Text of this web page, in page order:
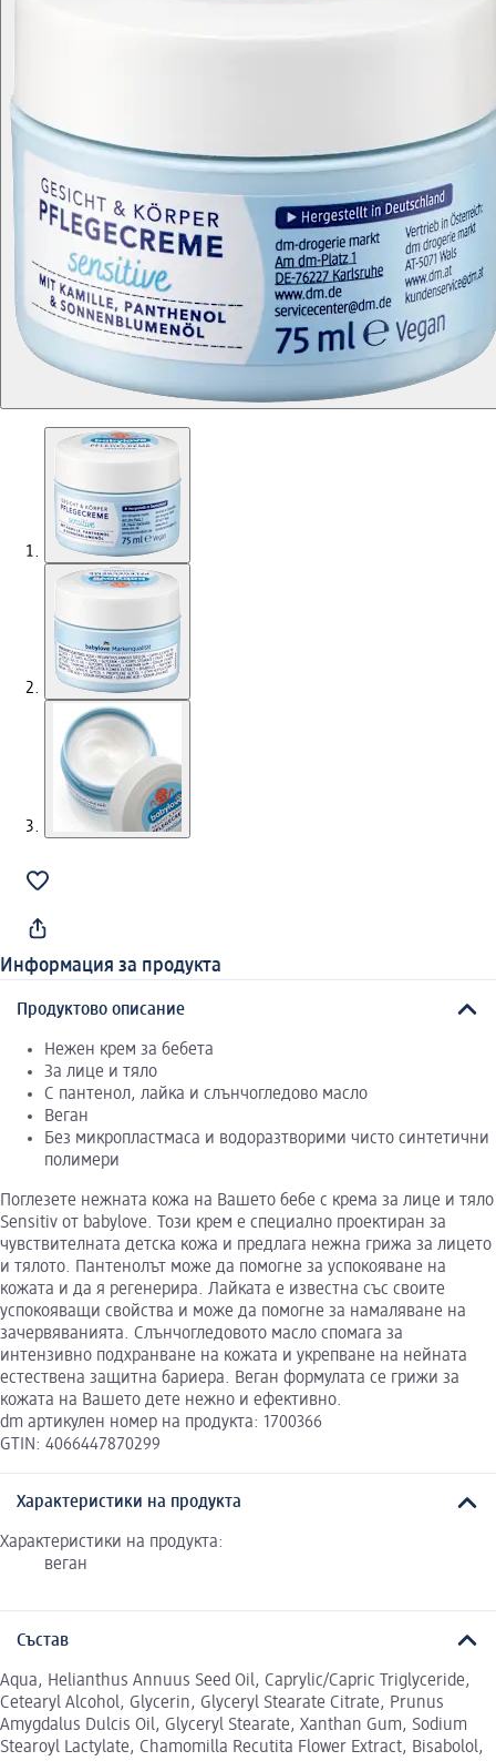
Информация за продукта
Продуктово описание
Нежен крем за бебета
За лице и тяло
С пантенол, лайка и слънчогледово масло
Веган
Без микропластмаса и водоразтворими чисто синтетични
полимери
Поглезете нежната кожа на Вашето бебе с крема за лице и тяло
Sensitiv от babylove. Този крем е специално проектиран за
чувствителната детска кожа и предлага нежна грижа за лицето
и тялото. Пантенолът може да помогне за успокояване на
кожата и да я регенерира. Лайката е известна със своите
успокояващи свойства и може да помогне за намаляване на
зачервяванията. Слънчогледовото масло спомага за
интензивно подхранване на кожата и укрепване на нейната
естествена защитна бариера. Веган формулата се грижи за
кожата на Вашето дете нежно и ефективно.
dm артикулен номер на продукта: 1700366
GTIN: 4066447870299
Характеристики на продукта
Характеристики на продукта:
веган
Състав
Aqua, Helianthus Annuus Seed Oil, Caprylic/Capric Triglyceride,
Cetearyl Alcohol, Glycerin, Glyceryl Stearate Citrate, Prunus
Amygdalus Dulcis Oil, Glyceryl Stearate, Xanthan Gum, Sodium
Stearoyl Lactylate, Chamomilla Recutita Flower Extract, Bisabolol,